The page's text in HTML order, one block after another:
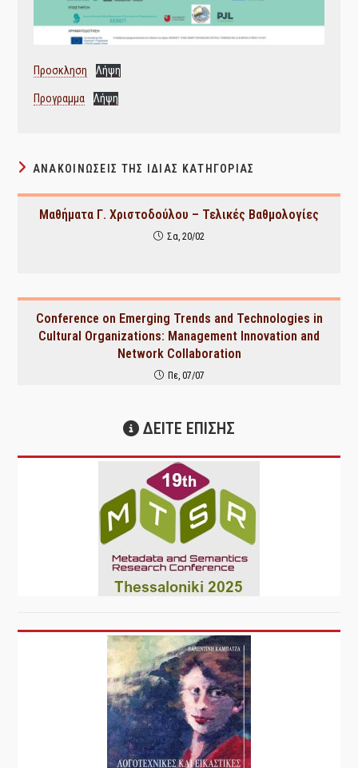
Προσκληση Λήψη
Προγραμμα Λήψη
ΑΝΑΚΟΙΝΏΣΕΙΣ ΤΗΣ ΊΔΙΑΣ ΚΑΤΗΓΟΡΊΑΣ
Μαθήματα Γ. Χριστοδούλου – Τελικές Βαθμολογίες
Σα, 20/02
Conference on Emerging Trends and Technologies in
Cultural Organizations: Management Innovation and
Network Collaboration
Πε, 07/07
ΔΕΙΤΕ ΕΠΙΣΗΣ